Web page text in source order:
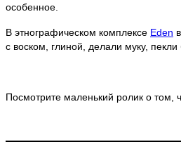
особенное.
В этнографическом комплексе Eden
с воском, глиной, делали муку,
Посмотрите маленький ролик о том,